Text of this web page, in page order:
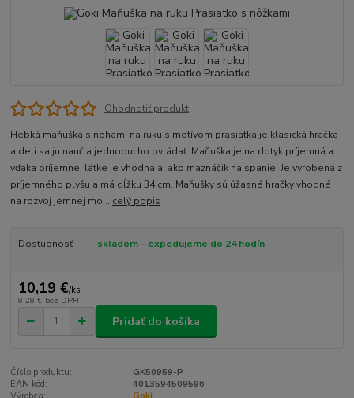
Ohodnotiť produkt
Hebká maňuška s nohami na ruku s motívom prasiatka je klasická hračka
a deti sa ju naučia jednoducho ovládať. Maňuška je na dotyk príjemná a
vďaka príjemnej látke je vhodná aj ako maznáčik na spanie. Je vyrobená z
príjemného plyšu a má dĺžku 34 cm. Maňušky sú úžasné hračky vhodné
na rozvoj jemnej mo... celý popis
Dostupnosť skladom - expedujeme do 24 hodín
10,19 €/ks
8,28 € bez DPH
Pridať do košíka
Číslo produktu:
GK50959-P
EAN kód:
4013594509596